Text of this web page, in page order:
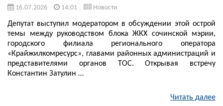
16.07.2026 14:01 Новости
Депутат выступил модератором в обсуждении этой острой
темы между руководством блока ЖКХ сочинской мэрии,
городского филиала регионального оператора
«Крайжилкомресурс», главами районных администраций и
представителями органов ТОС. Открывая встречу
Константин Затулин …
Читать далее